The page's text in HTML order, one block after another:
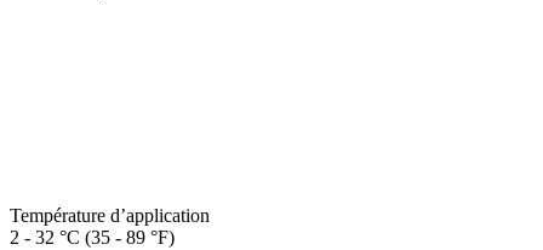
Température d’application
2 - 32 °C (35 - 89 °F)